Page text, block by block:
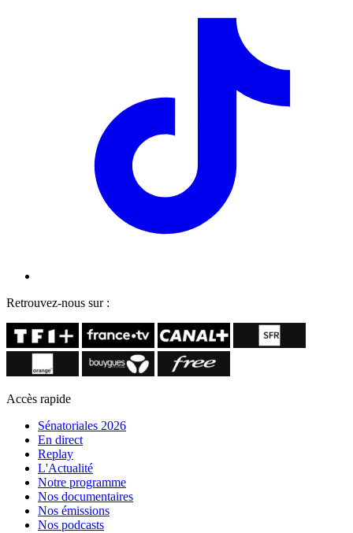
Retrouvez-nous sur :
Accès rapide
Sénatoriales 2026
En direct
Replay
L'Actualité
Notre programme
Nos documentaires
Nos émissions
Nos podcasts